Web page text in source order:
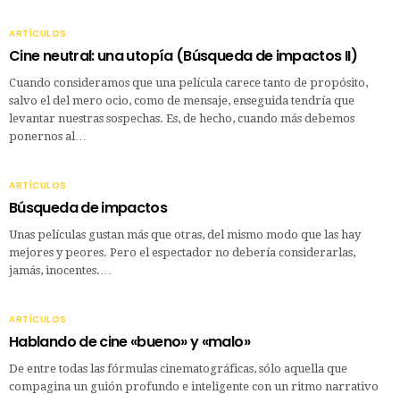
ARTÍCULOS
Cine neutral: una utopía (Búsqueda de impactos II)
Cuando consideramos que una película carece tanto de propósito,
salvo el del mero ocio, como de mensaje, enseguida tendría que
levantar nuestras sospechas. Es, de hecho, cuando más debemos
ponernos al…
ARTÍCULOS
Búsqueda de impactos
Unas películas gustan más que otras, del mismo modo que las hay
mejores y peores. Pero el espectador no debería considerarlas,
jamás, inocentes.…
ARTÍCULOS
Hablando de cine «bueno» y «malo»
De entre todas las fórmulas cinematográficas, sólo aquella que
compagina un guión profundo e inteligente con un ritmo narrativo